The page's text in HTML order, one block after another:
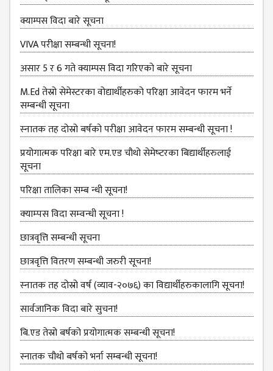
PROGRAMS
& POLICIES
FEE
STRUCTURE
METHODS &
TECHNIQUES
RULES &
REGULATION
KMC INTAKE
CAPACITY
RESULT
REPORTS &
PUBLICATION
AUDIT
REPORT
ANNUAL
REPORT
TRACER
STUDY
REPORT
क्याम्पस विदा बारे सूचना
VIVA परीक्षा सम्बन्‍धी सूचना!
असार 5 र 6 गते क्याम्पस विदा गरिएको बारे सूचना
M.Ed तेस्रो सेमेस्टरका वोद्यार्थीहरुको परिक्षा आवेदन फारम भर्ने
सम्बन्धी सूचना
स्‍नातक तह दोस्रो बर्षको परीक्षा आवेदन फारम सम्बन्धी सूचना !
प्रयोगात्मक परिक्षा बारे एम.एड चौथो सेमेष्‍टरका बिद्यार्थीहरुलाई
सूचना
परिक्षा तालिका सम्ब न्धी सूचना!
क्‍याम्‍पस विदा सम्‍वन्‍धी सूचना !
छात्रवृत्ति सम्बन्धी सूचना
छात्रवृत्ति वितरण सम्बन्धी जरुरी सूचना!
स्‍नातक तह दोस्रो वर्ष (व्याव-२०७६) का विद्यार्थीहरुकालागि सूचना!
सार्वजानिक विदा बारे सुचना!
बि.एड तेस्रो बर्षको प्रयोगात्मक सम्बन्धी सूचना!
स्नातक चौथो बर्षको भर्ना सम्बन्धी सूचना!